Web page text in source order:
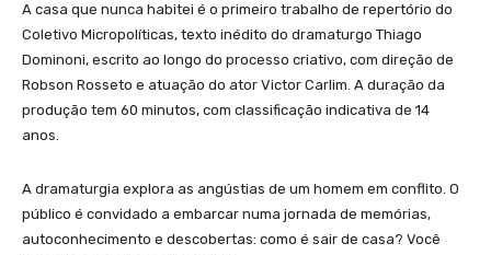
A casa que nunca habitei é o primeiro trabalho de repertório do
Coletivo Micropolíticas, texto inédito do dramaturgo Thiago
Dominoni, escrito ao longo do processo criativo, com direção de
Robson Rosseto e atuação do ator Victor Carlim. A duração da
produção tem 60 minutos, com classificação indicativa de 14
anos.
A dramaturgia explora as angústias de um homem em conflito. O
público é convidado a embarcar numa jornada de memórias,
autoconhecimento e descobertas: como é sair de casa? Você